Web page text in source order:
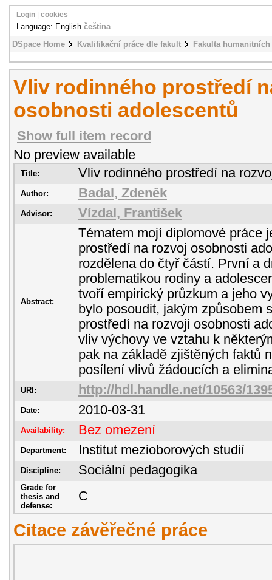
DSpace Home Kvalifikační práce dle fakult Fakulta
Login cookies
Language: English čeština
Vliv rodinného prostředí
osobnosti adolescentů
Show full item record
No preview available
Title: Vliv rodinného prostředí na
Author: Badal, Zdeněk
Advisor: Vízdal, František
Abstract:
Tématem mojí diplomové práce
prostředí na rozvoj osobnosti
rozdělena do čtyř částí. První a
problematikou rodiny a
tvoří empirický průzkum a jeho
bylo posoudit, jakým způsobem
prostředí na rozvoji osobnosti
vliv výchovy ve vztahu k
pak na základě zjištěných faktů
posílení vlivů žádoucích a
URI: http://hdl.handle.net/10563/
Date: 2010-03-31
Availability: Bez omezení
Department: Institut mezioborových studií
Discipline: Sociální pedagogika
Grade for
thesis and
defense:
C
Citace závěřečné práce